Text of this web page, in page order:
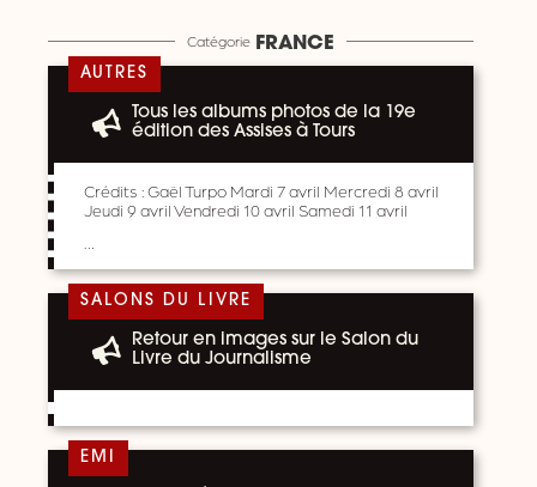
Catégorie FRANCE
AUTRES
Tous les albums photos de la 19e
édition des Assises à Tours
Crédits : Gaël Turpo Mardi 7 avril Mercredi 8 avril
Jeudi 9 avril Vendredi 10 avril Samedi 11 avril
SALONS DU LIVRE
Retour en images sur le Salon du
Livre du Journalisme
EMI